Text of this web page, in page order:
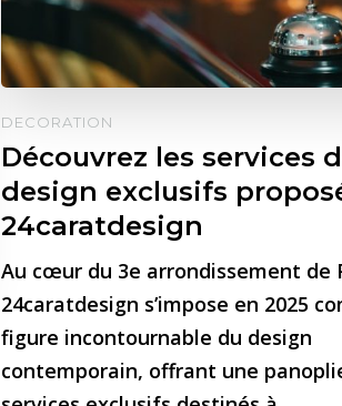
DECORATION
Découvrez les services
design exclusifs
24caratdesign
Au cœur du 3e arrondissement de
24caratdesign s’impose en 2025
figure incontournable du design
contemporain, offrant une